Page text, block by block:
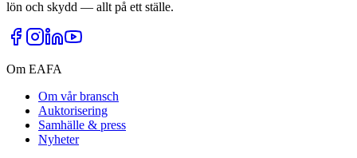
lön och skydd — allt på ett ställe.
Om EAFA
Om vår bransch
Auktorisering
Samhälle & press
Nyheter